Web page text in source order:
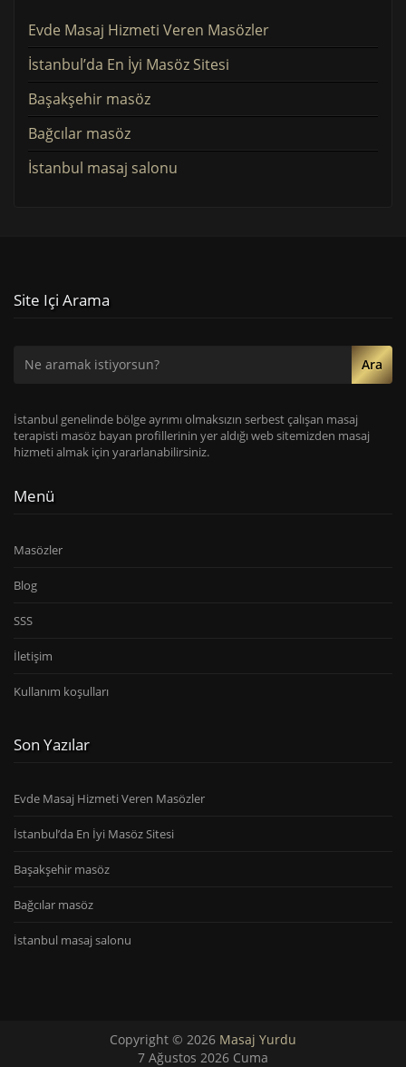
Evde Masaj Hizmeti Veren Masözler
İstanbul’da En İyi Masöz Sitesi
Başakşehir masöz
Bağcılar masöz
İstanbul masaj salonu
Site Içi Arama
Ara
İstanbul genelinde bölge ayrımı olmaksızın serbest çalışan masaj
terapisti masöz bayan profillerinin yer aldığı web sitemizden masaj
hizmeti almak için yararlanabilirsiniz.
Menü
Masözler
Blog
SSS
İletişim
Kullanım koşulları
Son Yazılar
Evde Masaj Hizmeti Veren Masözler
İstanbul’da En İyi Masöz Sitesi
Başakşehir masöz
Bağcılar masöz
İstanbul masaj salonu
Copyright © 2026 Masaj Yurdu
7 Ağustos 2026 Cuma